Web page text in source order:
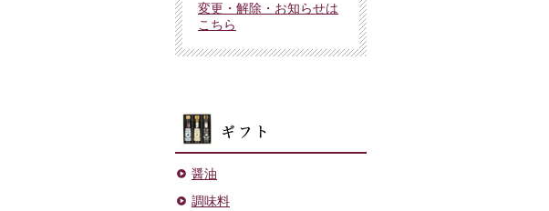
変更・解除・お知らせは
こちら
醤油
調味料